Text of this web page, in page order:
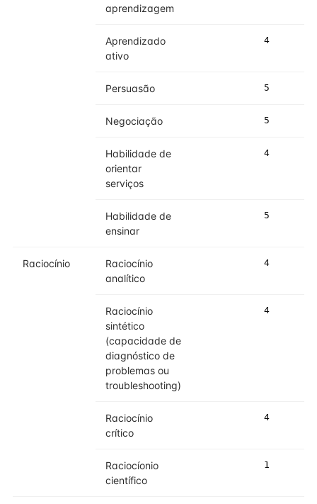
aprendizagem
Aprendizado
ativo
4
Persuasão 5
Negociação 5
Habilidade de
orientar
serviços
4
Habilidade de
ensinar
5
Raciocínio
Raciocínio
analítico
4
Raciocínio
sintético
(capacidade de
diagnóstico de
problemas ou
troubleshooting)
4
Raciocínio
crítico
4
Raciocíonio
científico
1